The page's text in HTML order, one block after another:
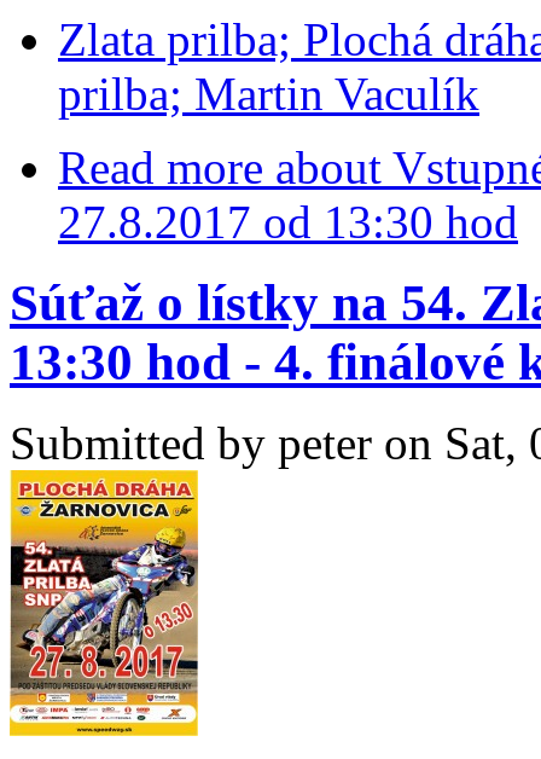
Zlata prilba; Plochá
prilba; Martin Vaculík
Read more about
27.8.2017 od 13:30 hod
Súťaž o lístky na 54.
13:30 hod - 4. finálové
Submitted by peter on Sat,